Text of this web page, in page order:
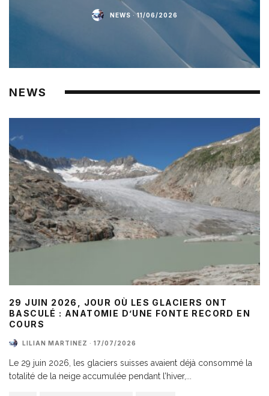
NEWS · 11/06/2026
NEWS
29 JUIN 2026, JOUR OÙ LES GLACIERS ONT
BASCULÉ : ANATOMIE D’UNE FONTE RECORD EN
COURS
LILIAN MARTINEZ · 17/07/2026
Le 29 juin 2026, les glaciers suisses avaient déjà consommé la
totalité de la neige accumulée pendant l’hiver,